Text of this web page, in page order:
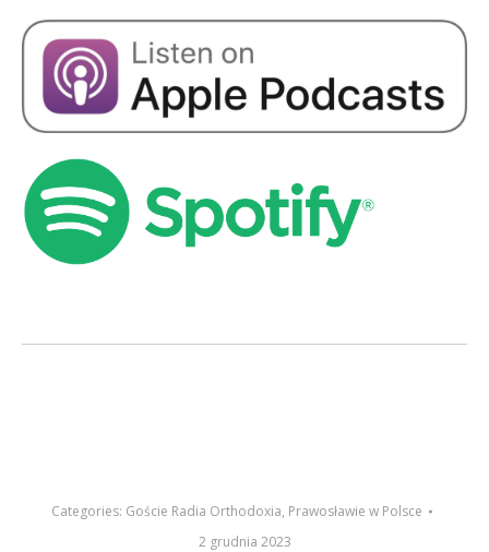
Categories: Goście Radia Orthodoxia, Prawosławie w Polsce
2 grudnia 2023